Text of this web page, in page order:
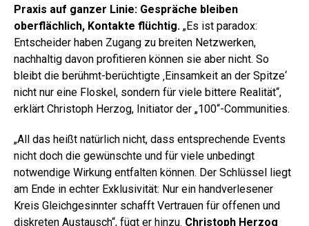
Praxis auf ganzer Linie: Gespräche bleiben
oberflächlich, Kontakte flüchtig. „Es ist paradox:
Entscheider haben Zugang zu breiten Netzwerken,
nachhaltig davon profitieren können sie aber nicht. So
bleibt die berühmt-berüchtigte ‚Einsamkeit an der Spitze‘
nicht nur eine Floskel, sondern für viele bittere Realität“,
erklärt Christoph Herzog, Initiator der „100“-Communities.
„All das heißt natürlich nicht, dass entsprechende Events
nicht doch die gewünschte und für viele unbedingt
notwendige Wirkung entfalten können. Der Schlüssel liegt
am Ende in echter Exklusivität: Nur ein handverlesener
Kreis Gleichgesinnter schafft Vertrauen für offenen und
diskreten Austausch“, fügt er hinzu. Christoph Herzog